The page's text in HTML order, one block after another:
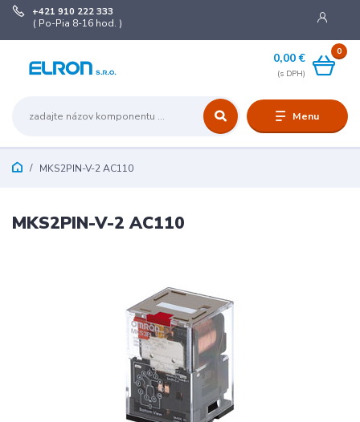
Menu
+421 910 222 333
( Po-Pia 8-16 hod. )
0
0,00 €
MKS2PIN-V-2 AC110
MKS2PIN-V-2 AC110